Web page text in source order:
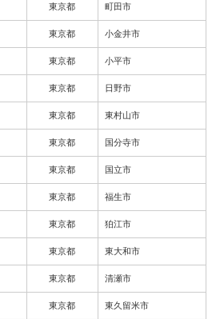
東京都 町田市
東京都 小金井市
東京都 小平市
東京都 日野市
東京都 東村山市
東京都 国分寺市
東京都 国立市
東京都 福生市
東京都 狛江市
東京都 東大和市
東京都 清瀬市
東京都 東久留米市